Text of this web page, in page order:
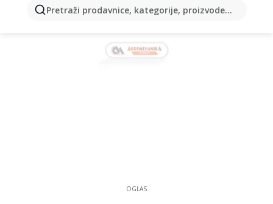
Pretraži prodavnice, kategorije, proizvode...
OGLAS